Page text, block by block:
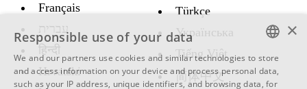
Français
עברית
हिन्दी
Hrvatski
Türkçe
Украïнська
Tiếng Việt
简体中文
ENGLISH
×
Responsible use of your data
We and our partners use cookies and similar technologies to store
and access information on your device and process personal data,
such as your IP address, unique identifiers, and browsing data, for